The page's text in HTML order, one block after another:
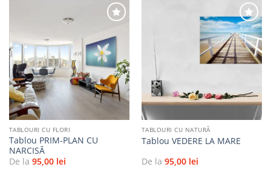
Adaugă
la
favorite
TABLOURI CU FLORI
Tablou PRIM-PLAN CU
NARCISĂ
De la 95,00 lei
Adaugă
la
TABLOURI CU NATURĂ
Tablou VEDERE LA MARE
De la 95,00 lei